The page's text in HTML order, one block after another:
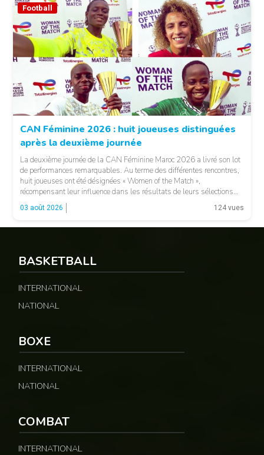
Football
CAN Féminine 2026 : huit joueuses distinguées
après la deuxième journée
La deuxième journée de la CAN Féminine Maroc 2026 a livré son lot
de performances remarquables. Au terme des différentes rencontres,
huit joueuses ont été désignées « Women of the Match »,
récompensant leur influence dans les résultats de leurs sélections
respectives. Le Sénégal a vu Adji Ndiaye recevoir cette distinction,
tandis que le Maroc […]
03 août 2026 124 vues
BASKETBALL
INTERNATIONAL
NATIONAL
BOXE
INTERNATIONAL
NATIONAL
COMBAT
INTERNATIONAL